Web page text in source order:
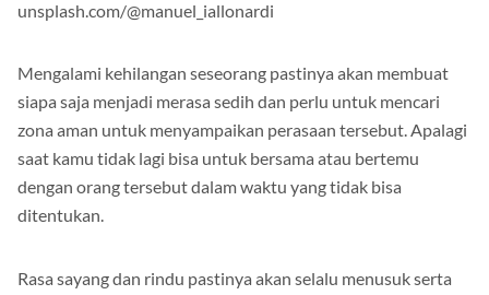
unsplash.com/@manuel_iallonardi
Mengalami kehilangan seseorang pastinya akan membuat
siapa saja menjadi merasa sedih dan perlu untuk mencari
zona aman untuk menyampaikan perasaan tersebut. Apalagi
saat kamu tidak lagi bisa untuk bersama atau bertemu
dengan orang tersebut dalam waktu yang tidak bisa
ditentukan.
Rasa sayang dan rindu pastinya akan selalu menusuk serta